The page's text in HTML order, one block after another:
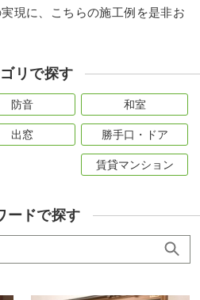
現に、こちらの施工例を是非お
リで探す
防音 和室
出窓 勝手口・ドア
賃貸マンション
ードで探す